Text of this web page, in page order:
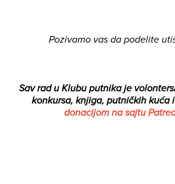
Pozivamo vas da podelite
Sav rad u Klubu putnika je
konkursa, knjiga, putničkih kuća
donacijom na sajtu